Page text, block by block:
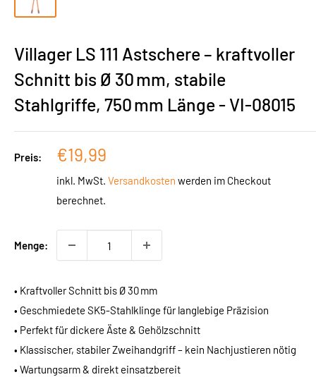
Villager LS 111 Astschere – kraftvoller
Schnitt bis Ø 30 mm, stabile
Stahlgriffe, 750 mm Länge - VI-08015
Preis: Sonderpreis
€19,99
inkl. MwSt. Versandkosten werden im Checkout
berechnet.
Menge:
• Kraftvoller Schnitt bis Ø 30 mm
• Geschmiedete SK5-Stahlklinge für langlebige Präzision
• Perfekt für dickere Äste & Gehölzschnitt
• Klassischer, stabiler Zweihandgriff – kein Nachjustieren nötig
• Wartungsarm & direkt einsatzbereit